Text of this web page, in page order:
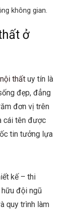
không gian.
ở
thất uy tín là
đẹp, đẳng
đơn vị trên
cái tên được
tin tưởng lựa
kế – thi
đội ngũ
quy trình làm